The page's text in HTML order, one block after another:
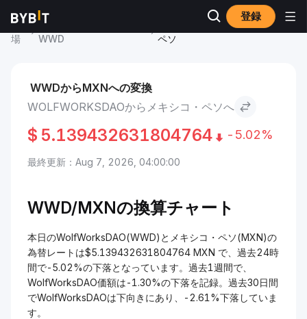
登録
市
場
WolfWorksDAO 価格
WWD
WolfWorksDAO to メキシコ・
ペソ
WWDからMXNへの変換
WOLFWORKSDAOからメキシコ・ペソへ
$ 5.139432631804764 -5.02%
最終更新：Aug 7, 2026, 04:00:00
WWD/MXNの換算チャート
本日のWolfWorksDAO(WWD)とメキシコ・ペソ(MXN)の
為替レートは$5.139432631804764 MXN で、過去24時
間で-5.02%の下落となっています。過去1週間で、
WolfWorksDAO価額は-1.30%の下落を記録。過去30日間
でWolfWorksDAOは下向きにあり、-2.61%下落していま
す。